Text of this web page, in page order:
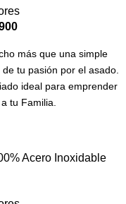
más que una simple
tu pasión por el asado.
ideal para emprender
tu Familia.
Acero Inoxidable